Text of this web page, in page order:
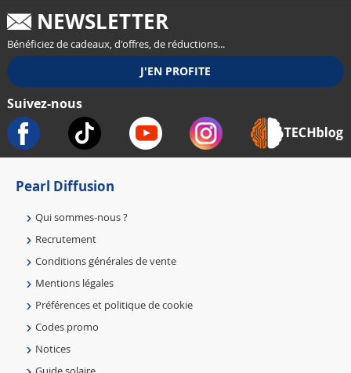
NEWSLETTER
Bénéficiez de cadeaux, d'offres, de réductions...
Suivez-nous
Pearl Diffusion
Qui sommes-nous ?
Recrutement
Conditions générales de vente
Mentions légales
Préférences et politique de cookie
Codes promo
Notices